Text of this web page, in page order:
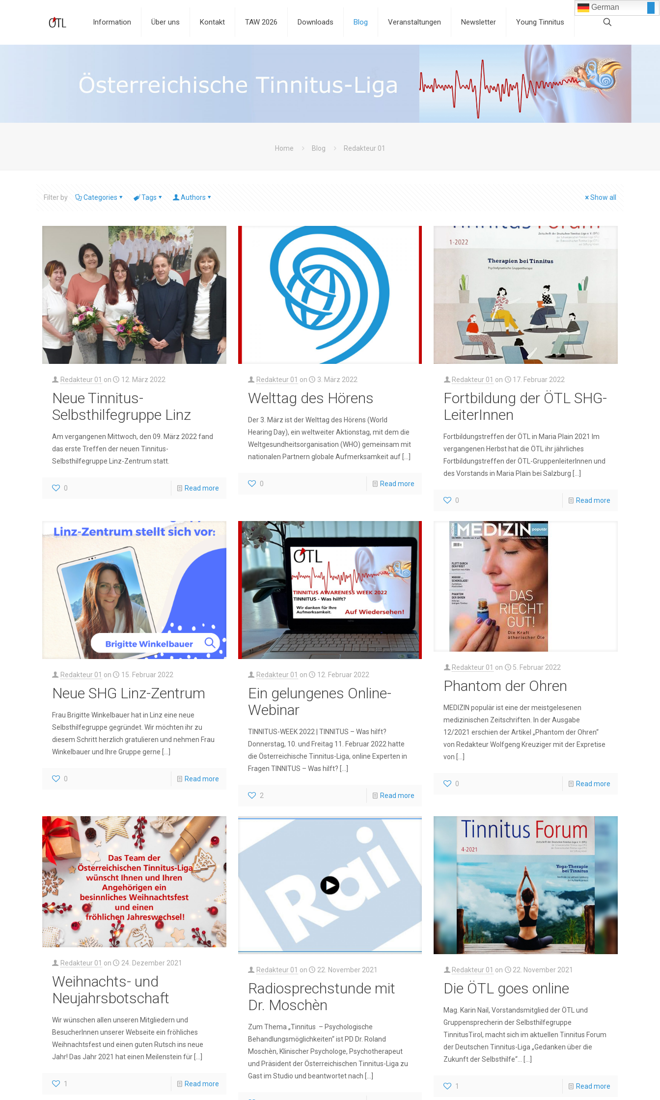
Information Über uns Kontakt TAW 2026 Downloads Blog Veranstaltungen Newsletter Young Tinnitus
German
Home Blog Redakteur 01
Filter by Categories Tags Authors Show all
Redakteur 01 on 12. März 2022
Neue Tinnitus-
Selbsthilfegruppe Linz
Am vergangenen Mittwoch, den 09. März 2022 fand
das erste Treffen der neuen Tinnitus-
Selbsthilfegruppe Linz-Zentrum statt.
0 Read more
Redakteur 01 on 3. März 2022
Welttag des Hörens
Der 3. März ist der Welttag des Hörens (World
Hearing Day), ein weltweiter Aktionstag, mit dem die
Weltgesundheitsorganisation (WHO) gemeinsam mit
nationalen Partnern globale Aufmerksamkeit auf[…]
0 Read more
Redakteur 01 on 17. Februar 2022
Fortbildung der ÖTL SHG-
LeiterInnen
Fortbildungstreffen der ÖTL in Maria Plain 2021 Im
vergangenen Herbst hat die ÖTL ihr jährliches
Fortbildungstreffen der ÖTL-GruppenleiterInnen und
des Vorstands in Maria Plain bei Salzburg
0 Read more
Redakteur 01 on 15. Februar 2022
Neue SHG Linz-Zentrum
Frau Brigitte Winkelbauer hat in Linz eine neue
Selbsthilfegruppe gegründet. Wir möchten ihr zu
diesem Schritt herzlich gratulieren und nehmen Frau
Winkelbauer und Ihre Gruppe gerne
0 Read more
Redakteur 01 on 12. Februar 2022
Ein gelungenes Online-
Webinar
TINNITUS-WEEK 2022 | TINNITUS – Was hilft?
Donnerstag, 10. und Freitag 11. Februar 2022 hatte
die Österreichische Tinnitus-Liga, online Experten in
Fragen TINNITUS – Was hilft?
2 Read more
Redakteur 01 on 5. Februar 2022
Phantom der Ohren
MEDIZIN populär ist eine der meistgelesenen
medizinischen Zeitschriften. In der Ausgabe
12/2021 erschien der Artikel „Phantom der Ohren“
von Redakteur Wolfgeng Kreuziger mit der Expretise
von
0 Read more
Redakteur 01 on 24. Dezember 2021
Weihnachts- und
Neujahrsbotschaft
Wir wünschen allen unseren Mitgliedern und
BesucherInnen unserer Webseite ein fröhliches
Weihnachtsfest und einen guten Rutsch ins neue
Jahr! Das Jahr 2021 hat einen Meilenstein für[…]
1 Read more
Redakteur 01 on 22. November 2021
Radiosprechstunde mit
Dr. Moschèn
Zum Thema „Tinnitus – Psychologische
Behandlungsmöglichkeiten“ ist PD Dr. Roland
Moschèn, Klinischer Psychologe, Psychotherapeut
und Präsident der Österreichischen Tinnitus-Liga zu
Gast im Studio und beantwortet nach
Redakteur 01 on 22. November 2021
Die ÖTL goes online
Mag. Karin Nail, Vorstandsmitglied der ÖTL und
Gruppensprecherin der Selbsthilfegruppe
TinnitusTirol, macht sich im aktuellen Tinnitus Forum
der Deutschen Tinnitus-Liga „Gedanken über die
Zukunft der Selbsthilfe“…
1 Read more